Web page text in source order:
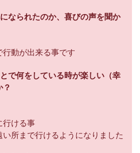
なられたのか、喜びの声を聞か
行動が出来る事です
で何をしている時が楽しい（幸
？
行ける事
所まで行けるようになりました